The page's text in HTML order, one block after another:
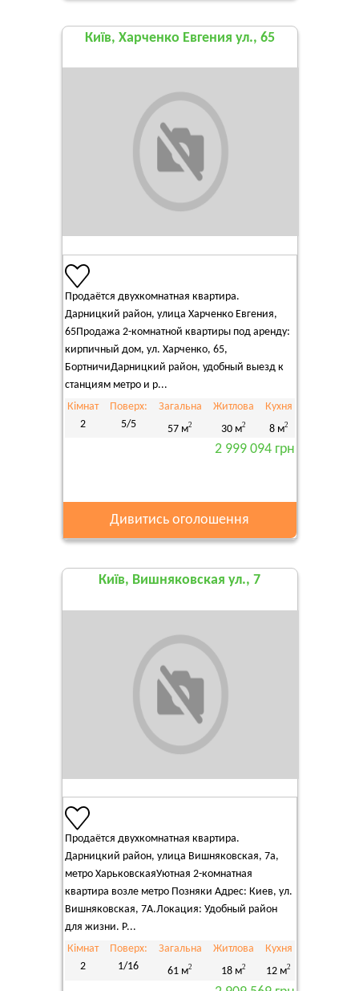
Київ, Харченко Евгения ул., 65
Продаётся двухкомнатная квартира.
Дарницкий район, улица Харченко Евгения,
65Продажа 2-комнатной квартиры под аренду:
кирпичный дом, ул. Харченко, 65,
БортничиДарницкий район, удобный выезд к
станциям метро и р...
Кімнат
2
Поверх:
5/5
Загальна
57 м2
Житлова
30 м2
Кухня
8 м2
2 999 094 грн
Дивитись оголошення
Київ, Вишняковская ул., 7
Продаётся двухкомнатная квартира.
Дарницкий район, улица Вишняковская, 7а,
метро ХарьковскаяУютная 2-комнатная
квартира возле метро Позняки Адрес: Киев, ул.
Вишняковская, 7А.Локация: Удобный район
для жизни. Р...
Кімнат
2
Поверх:
1/16
Загальна
61 м2
Житлова
18 м2
Кухня
12 м2